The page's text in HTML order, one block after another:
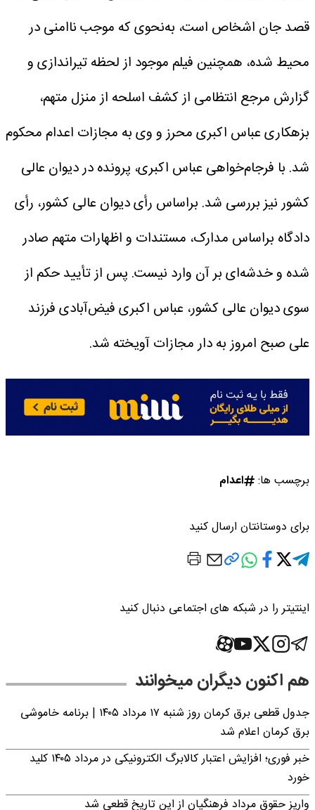
قصد جان اشخاص است، به‌نحوی که موجب ناامنی در
محیط شده، همچنین فیلم موجود از لحظه تیراندازی و
گزارش مرجع انتظامی از کشف اسلحه از منزل متهم،
بزهکاری عباس اکبری محرز و وی به مجازات اعدام محکوم
شد. با فرجام‌خواهی عباس اکبری، پرونده در دیوان عالی
کشور نیز بررسی شد. براساس رأی دیوان عالی کشور، رأی
دادگاه براساس مدارک، مستندات و اظهارات متهم صادر
شده و خدشه‌ای بر آن وارد نیست. پس از تأیید حکم از
سوی دیوان عالی کشور، عباس اکبری فیض‌آبادی فرزند
علی صبح امروز به دار مجازات آویخته شد.
برچسب ها: اعدام
برای دوستانتان ارسال کنید
اینتیتر را در شبکه های اجتماعی دنبال کنید
هم اکنون دیگران میخوانند
جدول قطعی برق کرمان روز شنبه ۱۷ مرداد ۱۴۰۵ | برنامه خاموشی
برق کرمان اعلام شد
خبر فوری؛ افزایش اعتبار کالابرگ الکترونیکی در مرداد ۱۴۰۵ کلید
خورد
واریز حقوق مرداد فرهنگیان از این تاریخ قطعی شد